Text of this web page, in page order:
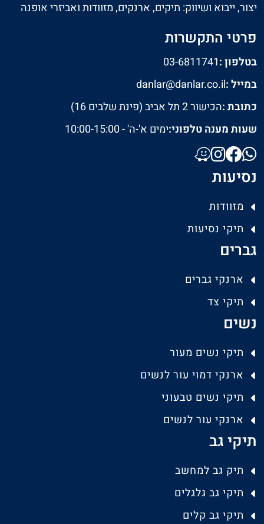
יצור, ייבוא ושיווק: תיקים, ארנקים, מזוודות ואביזרי אופנה
פרטי התקשרות
בטלפון :03-6811741
במייל :danlar@danlar.co.il
כתובת :הכישור 2 תל אביב (פינת שלבים 16)
שעות מענה טלפוני:ימים א'-ה' - 10:00-15:00
נסיעות
מזוודות
תיקי נסיעות
גברים
ארנקי גברים
תיקי צד
נשים
תיקי נשים מעור
ארנקי דמוי עור לנשים
תיקי נשים טבעוני
ארנקי עור לנשים
תיקי גב
תיק גב למחשב
תיקי גב גלגלים
תיקי גב קלים